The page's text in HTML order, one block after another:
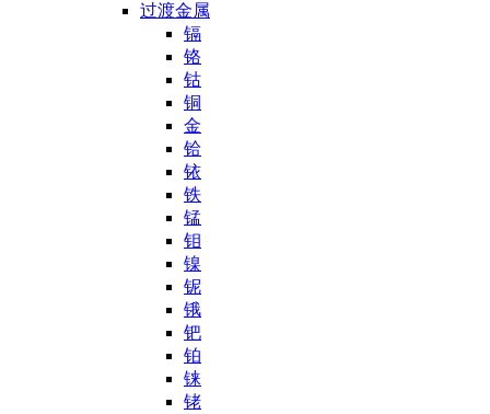
过渡金属
镉
铬
钴
铜
金
铪
铱
铁
锰
钼
镍
铌
锇
钯
铂
铼
铑